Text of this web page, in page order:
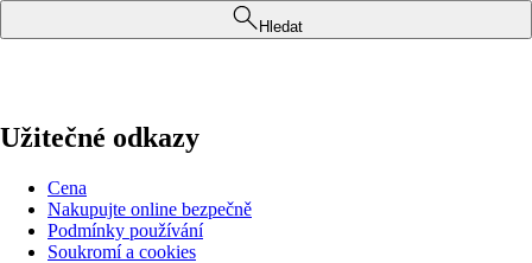
Hledat
Užitečné odkazy
Cena
Nakupujte online bezpečně
Podmínky používání
Soukromí a cookies